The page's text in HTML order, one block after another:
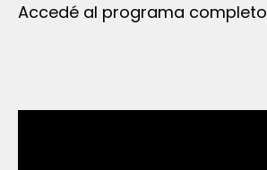
Accedé al programa completo